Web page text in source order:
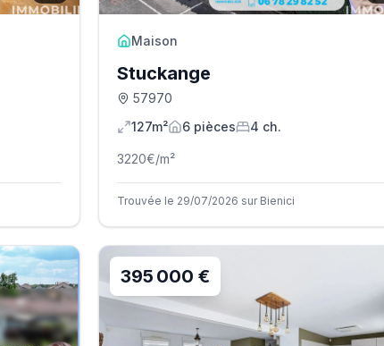
Maison
Stuckange
57970
127m²
6pièces 4 ch.
3220€/m²
Trouvée le 29/07/2026 sur Bienici
395 000 €